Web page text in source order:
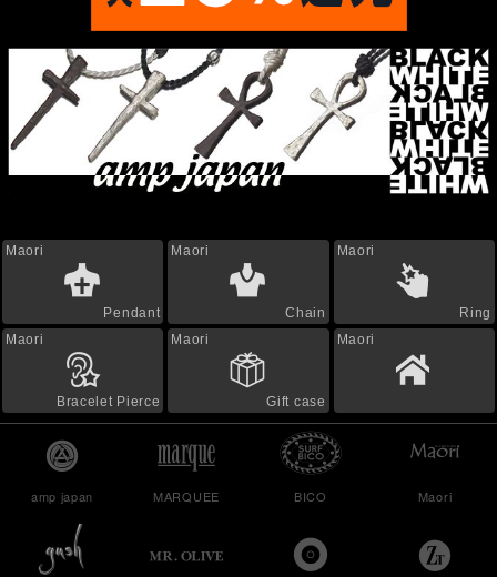
Maori
Pendant
Maori
Chain
Maori
Ring
Maori
Bracelet Pierce
Maori
Gift case
Maori
amp japan MARQUEE BICO Maori